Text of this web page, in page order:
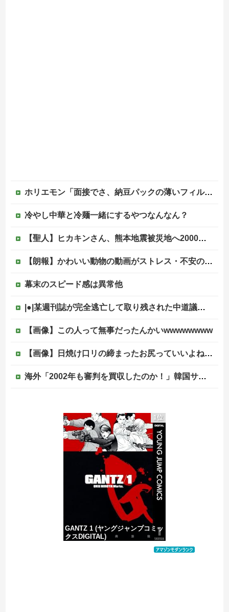
ホリエモン「面接でさ、納豆パックの薄いフィルムって何のために入っていの？って聞くわけ」
冷やし中華と冷麺一緒にするやつなんなん？
【聖人】ヒカキンさん、熊本地震被災地へ2000万円の寄付！
【朗報】かわいい動物の動画がストレス・不安の軽減になる可能性。英大学の研究で実証
幕末のスピード感は異常他
|●|某週刊誌が完全逃亡して取り残された中道議員が絶体絶命の窮地、「今度は宏池会に矛先を向けたか……」と節操の無さに呆れる人が続出
【画像】この人って無事だったんかいwwwwwwww
【画像】日焼け口リの締まったお尻っていいよね！ｗｗｗｗｗ
海外「2002年も審判を買収したのか！」韓国サッカー協会による国際試合の審判買収が発覚し大騒ぎ！【海外の反応】
ジャンポケ斎藤と代理人のやりとり、「地獄すぎて完全にコントになってる……」と衝撃を受ける人が続出中
ショートスリーパー堀大輔、高須幹弥にブチギレ
【ヤバい】100件以上の窃盗をしたトルコ国籍の男3人を逮捕 #移民 #外国人
1位
GANTZ 1 (ヤングジャンプコミッ
クスDIGITAL)
価格：¥100